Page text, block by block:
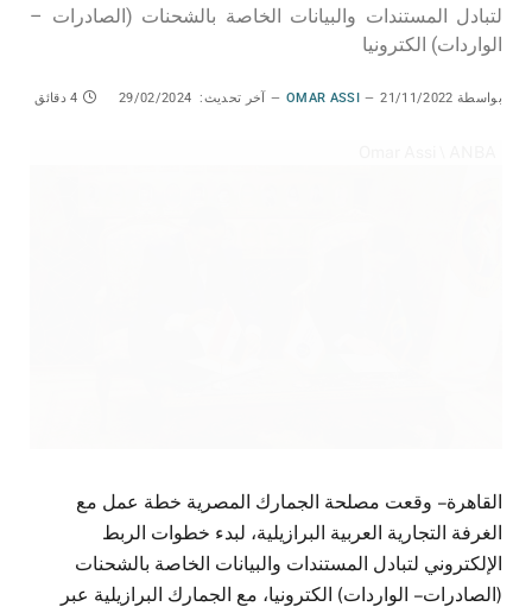
لتبادل المستندات والبيانات الخاصة بالشحنات (الصادرات –
الواردات) الكترونيا
بواسطة OMAR ASSI 21/11/2022 آخر تحديث: 29/02/2024 4 دقائق
القاهرة – وقعت مصلحة الجمارك المصرية خطة عمل مع
الغرفة التجارية العربية البرازيلية، لبدء خطوات الربط
الإلكتروني لتبادل المستندات والبيانات الخاصة بالشحنات
(الصادرات – الواردات) الكترونيا، مع الجمارك البرازيلية عبر